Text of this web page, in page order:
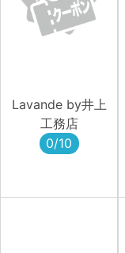
Lavande by井上
工務店
0/10